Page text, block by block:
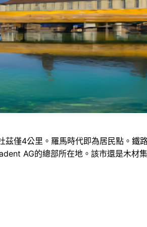
僅4公里。羅馬時代即為居民點。鐵
AG的總部所在地。該市還是木材